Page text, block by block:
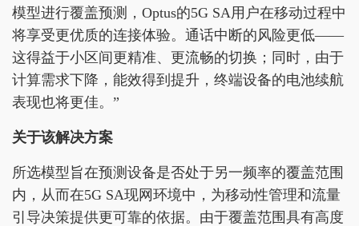
模型进行覆盖预测，Optus的5G SA用户在移动过程中
将享受更优质的连接体验。通话中断的风险更低——
这得益于小区间更精准、更流畅的切换；同时，由于
计算需求下降，能效得到提升，终端设备的电池续航
表现也将更佳。”
关于该解决方案
所选模型旨在预测设备是否处于另一频率的覆盖范围
内，从而在5G SA现网环境中，为移动性管理和流量
引导决策提供更可靠的依据。由于覆盖范围具有高度